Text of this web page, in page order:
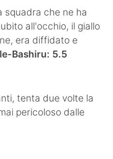
squadra che ne ha
all'occhio, il giallo
era diffidato e
Bashiru: 5.5
tenta due volte la
pericoloso dalle